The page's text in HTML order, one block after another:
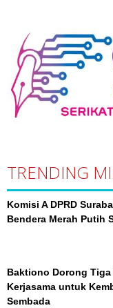
TRENDING
Komisi A DPRD
Bendera Merah Putih
Baktiono Dorong
Kerjasama untuk
Sembada